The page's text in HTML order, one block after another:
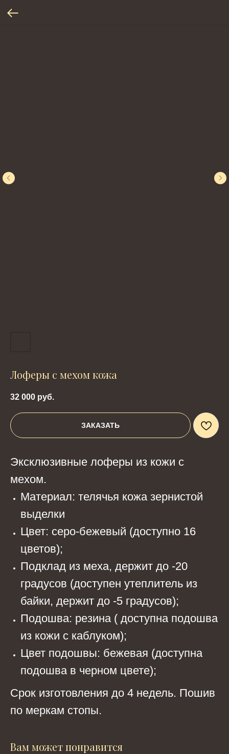
Лоферы с мехом кожа
32 000 руб.
ЗАКАЗАТЬ
Эксклюзивные лоферы из кожи с
мехом.
Материал: телячья кожа зернистой
выделки
Цвет: серо-бежевый (доступно 16
цветов);
Подклад из меха, держит до -20
градусов (доступен утеплитель из
байки, держит до -5 градусов);
Подошва: резина ( доступна подошва
из кожи с каблуком);
Цвет подошвы: бежевая (доступна
подошва в черном цвете);
Срок изготовления до 4 недель. Пошив
по меркам стопы.
Вам может понравится